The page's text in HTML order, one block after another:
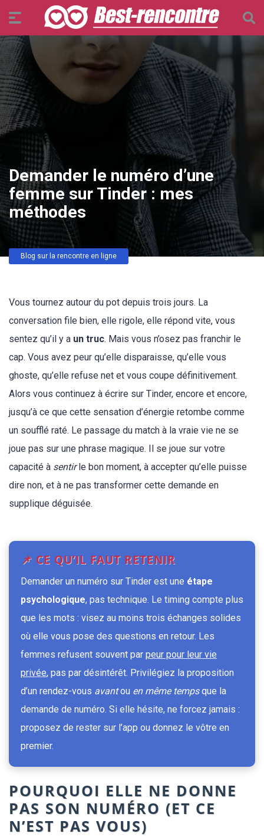
Demander le numéro d’une
femme sur Tinder : mes
méthodes
Blog sur la rencontre en ligne
Vous tournez autour du pot depuis trois jours. La
conversation file bien, elle rigole, elle répond vite, vous
sentez qu’il y a un truc. Mais vous n’osez pas franchir le
cap. Vous avez peur qu’elle disparaisse, qu’elle vous
ghoste, qu’elle refuse net et vous coupe définitivement.
Alors vous continuez à écrire sur Tinder, encore et encore,
jusqu’à ce que cette sensation d’énergie retombe comme
un soufflé raté. Le passage du match à la vraie vie ne se
joue pas sur une phrase magique. Il se joue sur votre
capacité à sentirle bon moment, à accepter qu’elle puisse
dire non, et à ne pas transformer cette demande en
supplique déguisée.
📌 CE QU’IL FAUT RETENIR
Demander un numéro sur Tinder est une étape
psychologique, pas technique. Le timing compte plus
que les mots : visez au moins trois échanges solides
où elle vous pose des questions en retour. Les
femmes refusent souvent par peur pour leur vie
privée, pas par désintérêt. Privilégiez la proposition
d’un rendez-vous avantou en même tempsque la
demande de numéro. Si elle hésite, ne forcez jamais :
proposez de rester sur l’app ou donnez le vôtre en
premier.
POURQUOI ELLE NE DONNE
PAS SON NUMÉRO (ET CE
N’EST PAS VOUS)